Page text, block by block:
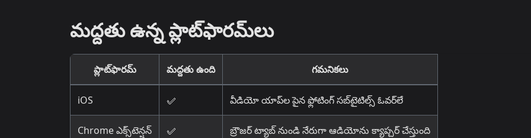
మద్దతు ఉన్న ప్లాట్‌ఫారమ్‌లు
ప్లాట్‌ఫారమ్ మద్దతు ఉంది గమనికలు
iOS ✅ వీడియో యాప్‌ల పైన ఫ్లోటింగ్ సబ్‌టైటిల్స్ ఓవర్‌లే
Chrome ఎక్స్‌టెన్షన్ ✅ బ్రౌజర్ ట్యాబ్ నుండి నేరుగా ఆడియోను క్యాప్చర్ చేస్తుంది